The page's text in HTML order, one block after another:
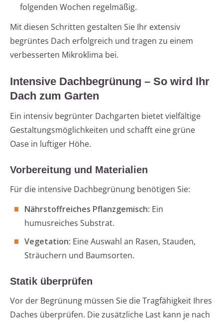
folgenden Wochen regelmäßig.
Mit diesen Schritten gestalten Sie Ihr extensiv
begrüntes Dach erfolgreich und tragen zu einem
verbesserten Mikroklima bei.
Intensive Dachbegrünung – So wird Ihr
Dach zum Garten
Ein intensiv begrünter Dachgarten bietet vielfältige
Gestaltungsmöglichkeiten und schafft eine grüne
Oase in luftiger Höhe.
Vorbereitung und Materialien
Für die intensive Dachbegrünung benötigen Sie:
Nährstoffreiches Pflanzgemisch: Ein
humusreiches Substrat.
Vegetation: Eine Auswahl an Rasen, Stauden,
Sträuchern und Baumsorten.
Statik überprüfen
Vor der Begrünung müssen Sie die Tragfähigkeit Ihres
Daches überprüfen. Die zusätzliche Last kann je nach